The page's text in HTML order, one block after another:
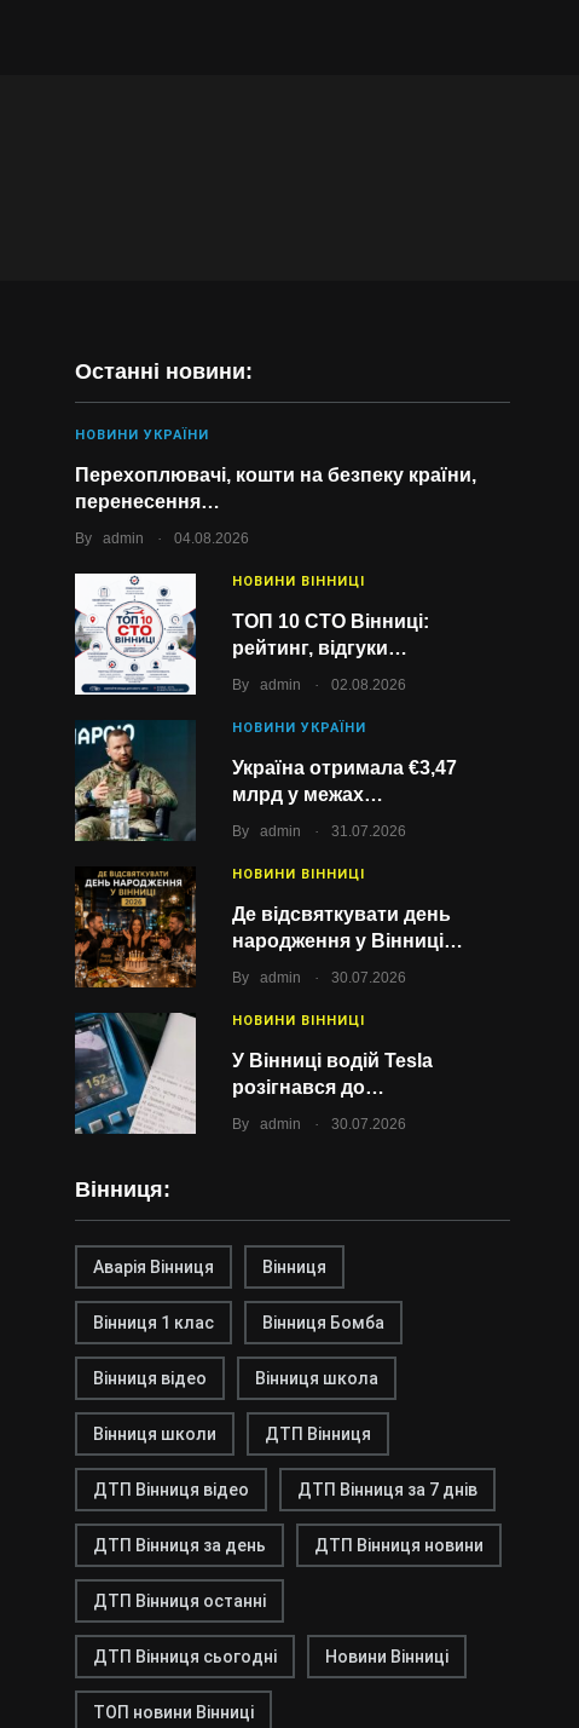
Останні новини:
НОВИНИ УКРАЇНИ
Перехоплювачі, кошти на безпеку країни,
перенесення…
By admin . 04.08.2026
НОВИНИ ВІННИЦІ
ТОП 10 СТО Вінниці:
рейтинг, відгуки…
By admin . 02.08.2026
НОВИНИ УКРАЇНИ
Україна отримала €3,47
млрд у межах…
By admin . 31.07.2026
НОВИНИ ВІННИЦІ
Де відсвяткувати день
народження у Вінниці…
By admin . 30.07.2026
НОВИНИ ВІННИЦІ
У Вінниці водій Tesla
розігнався до…
By admin . 30.07.2026
Вінниця:
Аварія Вінниця Вінниця
Вінниця 1 клас Вінниця Бомба
Вінниця відео Вінниця школа
Вінниця школи ДТП Вінниця
ДТП Вінниця відео ДТП Вінниця за 7 днів
ДТП Вінниця за день ДТП Вінниця новини
ДТП Вінниця останні
ДТП Вінниця сьогодні Новини Вінниці
ТОП новини Вінниці